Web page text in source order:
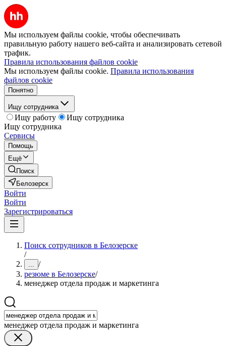
Мы используем файлы cookie, чтобы обеспечивать
правильную работу нашего веб-сайта и анализировать сетевой
трафик.
Правила использования файлов cookie
Мы используем файлы cookie. Правила использования
файлов cookie
Понятно
Ищу сотрудника
Ищу работу
Ищу сотрудника
Ищу сотрудника
Сервисы
Помощь
Ещё
Поиск
Белозерск
Войти
Войти
Зарегистрироваться
Поиск сотрудников в Белозерске
/
... /
резюме в Белозерске/
менеджер отдела продаж и маркетинга
менеджер отдела продаж и маркетинга